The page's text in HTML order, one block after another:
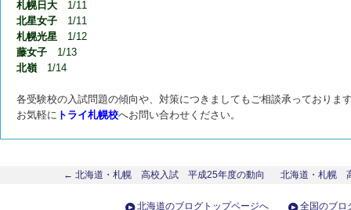
札幌日大 1/11
北星女子 1/11
札幌光星 1/12
藤女子 1/13
北嶺 1/14
各受験校の入試問題の傾向や、対策につきましてもご相談承っておりま
お気軽に トライ札幌校へお問い合わせください。
← 北海道・札幌 高校入試 平成25年度の動向 北海道・札幌
北海道のブログトップページへ 全国のブロ